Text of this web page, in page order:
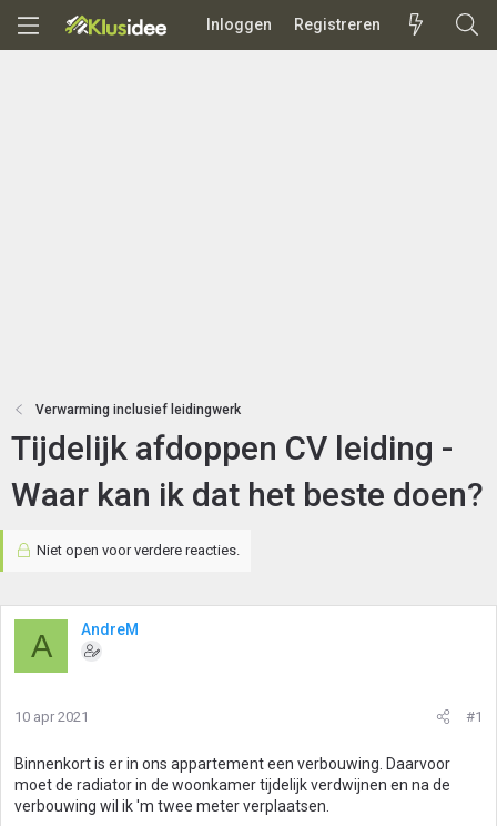
Inloggen Registreren
Verwarming inclusief leidingwerk
Tijdelijk afdoppen CV leiding -
Waar kan ik dat het beste doen?
Niet open voor verdere reacties.
A AndreM
10 apr 2021 #1
Binnenkort is er in ons appartement een verbouwing. Daarvoor
moet de radiator in de woonkamer tijdelijk verdwijnen en na de
verbouwing wil ik 'm twee meter verplaatsen.